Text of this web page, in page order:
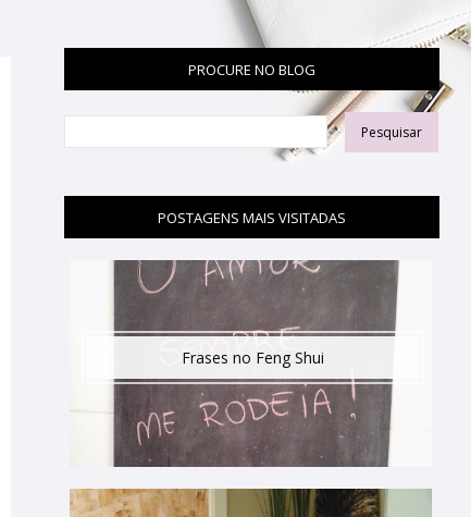
PROCURE NO BLOG
POSTAGENS MAIS VISITADAS
Frases no Feng Shui